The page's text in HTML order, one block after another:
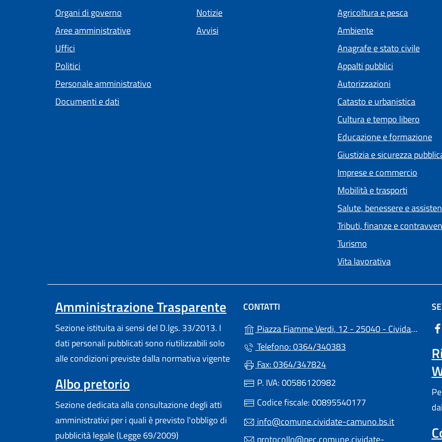
Organi di governo
Aree amministrative
Uffici
Politici
Personale amministrativo
Documenti e dati
Notizie
Avvisi
Agricoltura e pesca
Ambiente
Anagrafe e stato civile
Appalti pubblici
Autorizzazioni
Catasto e urbanistica
Cultura e tempo libero
Educazione e formazione
Giustizia e sicurezza
Imprese e commercio
Mobilità e trasporti
Salute, benessere e
Tributi, finanze e
Turismo
Vita lavorativa
Amministrazione Trasparente
Sezione istituita ai sensi del D.lgs. 33/2013. I
dati personali pubblicati sono riutilizzabili solo
alle condizioni previste dalla normativa vigente
Albo pretorio
Sezione dedicata alla consultazione degli atti
amministrativi per i quali è previsto l'obbligo di
pubblicità legale (Legge 69/2009)
CONTATTI
Piazza Fiamme Verdi, 12 - 25040 - Cividate Camuno (BS)
Telefono: 0364/340383
Fax: 0364/347824
P. IVA: 00586120982
Codice fiscale: 00895540177
info@comune.cividate-camuno.bs.it
protocollo@pec.comune.cividate-